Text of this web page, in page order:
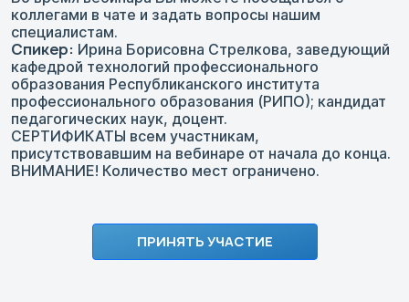
коллегами в чате и задать вопросы нашим
специалистам.
Спикер: Ирина Борисовна Стрелкова, заведующий
кафедрой технологий профессионального
образования Республиканского института
профессионального образования (РИПО); кандидат
педагогических наук, доцент.
СЕРТИФИКАТЫ всем участникам,
присутствовавшим на вебинаре от начала до конца.
ВНИМАНИЕ! Количество мест ограничено.
ПРИНЯТЬ УЧАСТИЕ